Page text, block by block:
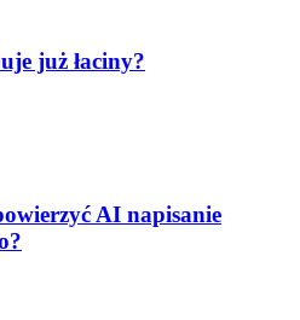
już łaciny?
AI napisanie